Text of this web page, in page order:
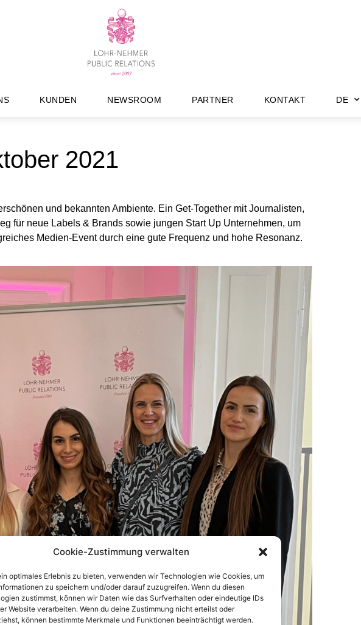
Cookie-Zustimmung verwalten
optimales Erlebnis zu bieten, verwenden wir Technologien wie Cookies, um
zu speichern und/oder darauf zuzugreifen. Wenn du diesen
zustimmst, können wir Daten wie das Surfverhalten oder eindeutige IDs
Website verarbeiten. Wenn du deine Zustimmung nicht erteilst oder
können bestimmte Merkmale und Funktionen beeinträchtigt werden.
KUNDEN NEWSROOM PARTNER KONTAKT DE
2021
und bekannten Ambiente. Ein Get-Together mit Journalisten,
für neue Labels & Brands sowie jungen Start Up Unternehmen, um
Medien-Event durch eine gute Frequenz und hohe Resonanz.